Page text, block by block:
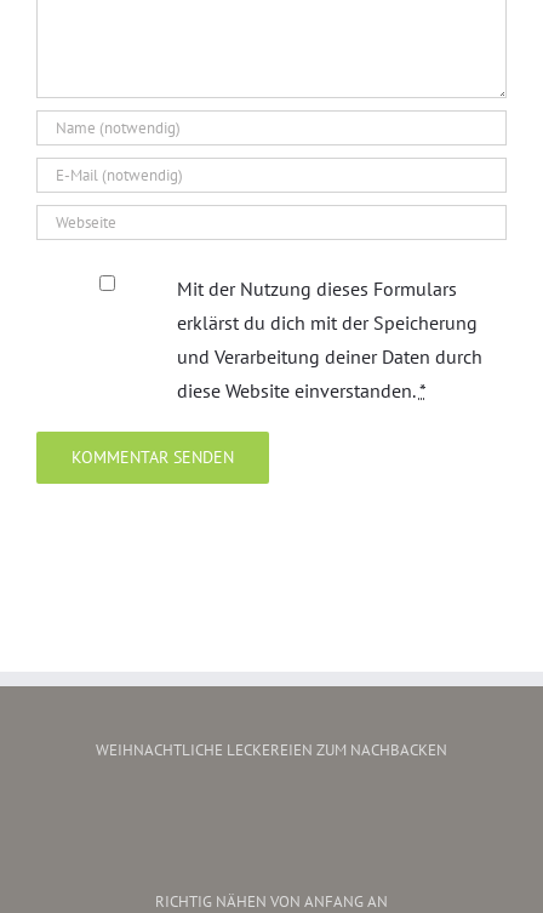
Mit der Nutzung dieses Formulars
erklärst du dich mit der Speicherung
und Verarbeitung deiner Daten durch
diese Website einverstanden.*
WEIHNACHTLICHE LECKEREIEN ZUM NACHBACKEN
RICHTIG NÄHEN VON ANFANG AN